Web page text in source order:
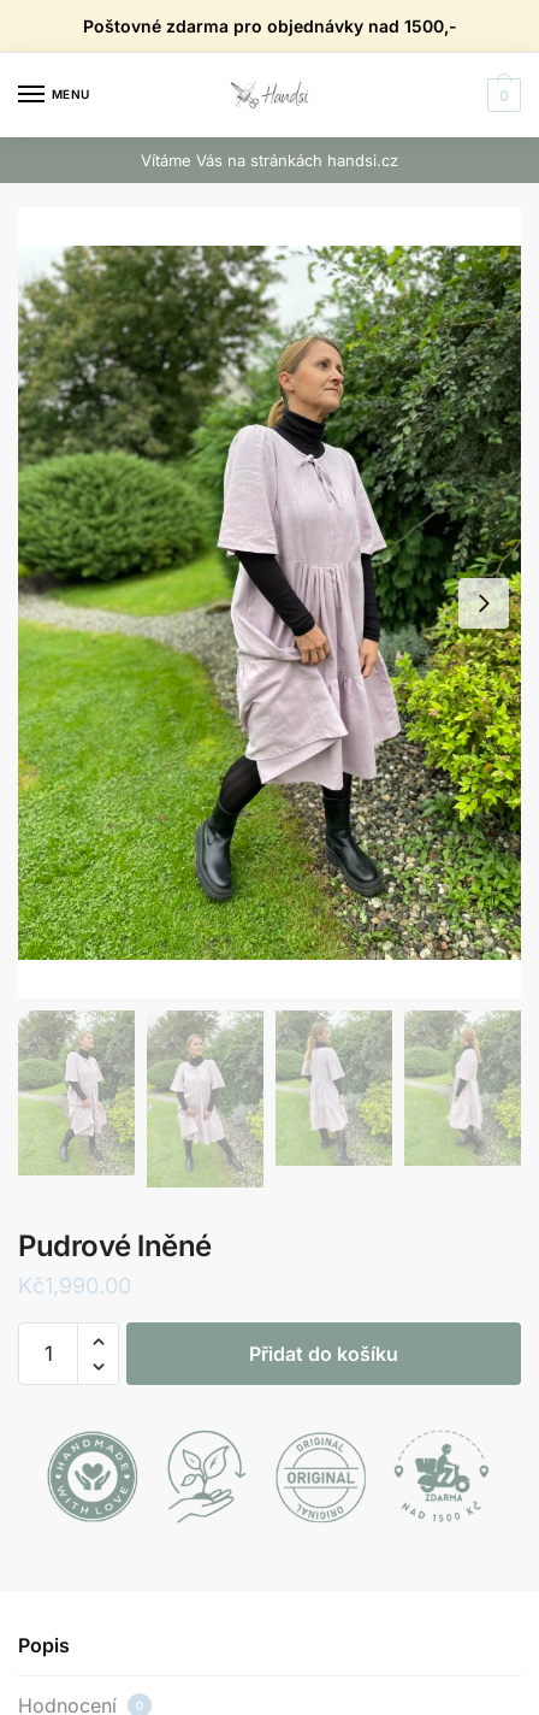
Poštovné zdarma pro objednávky nad 1500,-
MENU 0
Vítáme Vás na stránkách handsi.cz
Pudrové lněné
Kč1,990.00
lněné
Přidat do košíku
Popis
Hodnocení 0